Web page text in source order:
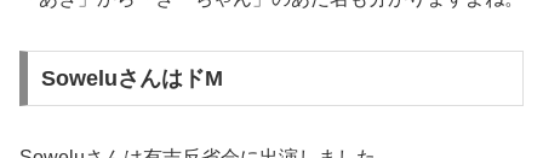
SoweluさんはドM